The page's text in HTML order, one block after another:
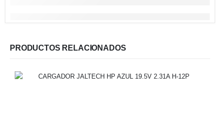
PRODUCTOS RELACIONADOS